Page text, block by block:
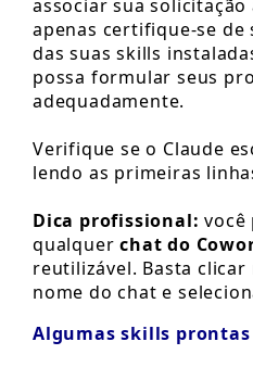
associar sua
apenas certifique-se de
das suas skills
possa formular seus
adequadamente.
Verifique se o Claude
lendo as primeiras
Dica profissional:
qualquerchat do
reutilizável. Basta clicar
nome do chat e
Algumas skills